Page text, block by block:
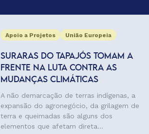
Apoio a Projetos União Europeia
SURARAS DO TAPAJÓS TOMAM A
FRENTE NA LUTA CONTRA AS
MUDANÇAS CLIMÁTICAS
A não demarcação de terras indígenas, a
expansão do agronegócio, da grilagem de
terra e queimadas são alguns dos
elementos que afetam direta...